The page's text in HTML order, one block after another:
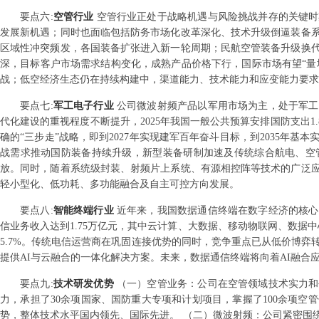
要点六:空管行业 空管行业正处于战略机遇与风险挑战并存的关键
发展新机遇；同时也面临包括防务市场化改革深化、技术升级倒逼装
区域性冲突频发，各国装备扩张进入新一轮周期；民航空管装备升级
深，目标客户市场需求结构变化，成熟产品价格下行，国际市场有望“
战；低空经济生态仍在持续构建中，渠道能力、技术能力和应变能力要
要点七:军工电子行业 公司微波射频产品以军用市场为主，处于军
代化建设的重视程度不断提升，2025年我国一般公共预算安排国防支
确的“三步走”战略，即到2027年实现建军百年奋斗目标，到2035年基
战需求推动国防装备持续升级，新型装备研制加速及传统综合航电、
放。同时，随着系统级封装、射频片上系统、有源相控阵等技术的广
轻小型化、低功耗、多功能融合及自主可控方向发展。
要点 八 :智能终端行业 近年来，我国数据通信终端在数字经济的核
信业务收入达到1.75万亿元，其中云计算、大数据、移动物联网、数据
5.7%。传统电信运营商在巩固连接优势的同时，竞争重点已从低价博
提供AI与云融合的一体化解决方案。未来，数据通信终端将向着AI融合
要点九:技术研发优势
（一）空管业务：公司在空管领域技术实力
力，承担了30余项国家、国防重大专项和计划项目，掌握了100余项
势，整体技术水平国内领先、国际先进。 （二）微波射频：公司紧密